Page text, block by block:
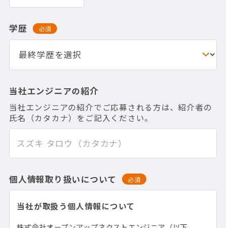
学歴 必須
当社エンジニアの紹介
当社エンジニアの紹介でご応募される方は、紹介者の
氏名（カタカナ）をご記入ください。
個人情報取り扱いについて 必須
当社が取扱う個人情報について